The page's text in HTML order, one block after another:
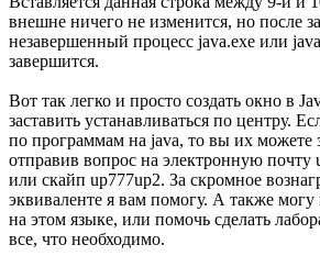
внешне ничего не изменится, но после
незавершенный процесс java.exe или
завершится.
Вот так легко и просто создать окно в
заставить устанавливаться по центру.
по программам на java, то вы их можете
отправив вопрос на электронную почту
или скайп up777up2. За скромное
эквиваленте я вам помогу. А также
на этом языке, или помочь сделать
все, что необходимо.